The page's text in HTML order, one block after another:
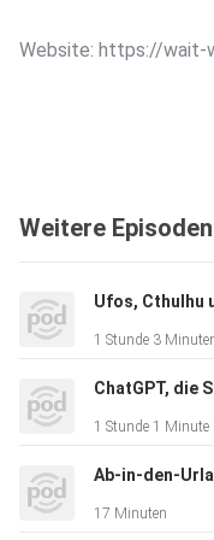
Website: https://wait-
Weitere Episoden
1 Stunde 3
1 Stunde 1 Minute
Ab-in-den-
17 Minuten